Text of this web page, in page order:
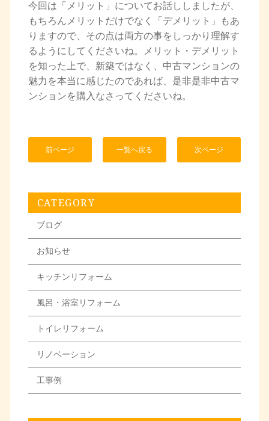
今回は「メリット」についてお話ししましたが、
もちろんメリットだけでなく「デメリット」もあ
りますので、その点は両方の事をしっかり理解す
るようにしてくださいね。メリット・デメリット
を知った上で、新築ではなく、中古マンションの
魅力を本当に感じたのであれば、是非是非中古マ
ンションを購入なさってくださいね。
前ページ 一覧へ戻る 次ページ
CATEGORY
ブログ
お知らせ
キッチンリフォーム
風呂・浴室リフォーム
トイレリフォーム
リノベーション
工事例